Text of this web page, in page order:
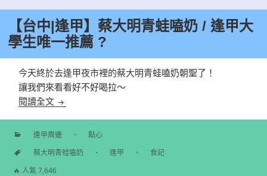
【台中|逢甲】蔡大明青蛙嗑奶 / 逢甲大
學生唯一推薦 ?
今天終於去逢甲夜市裡的蔡大明青蛙嗑奶朝聖了！
讓我們來看看好不好喝拉～
閱讀全文 【台中|逢甲】蔡大明青蛙嗑奶 / 逢甲大學生唯一推薦
分
逢甲周邊 、 點心
標
蔡大明青蛙嗑奶 、 逢甲 、
食記
🔥 人氣 7,646